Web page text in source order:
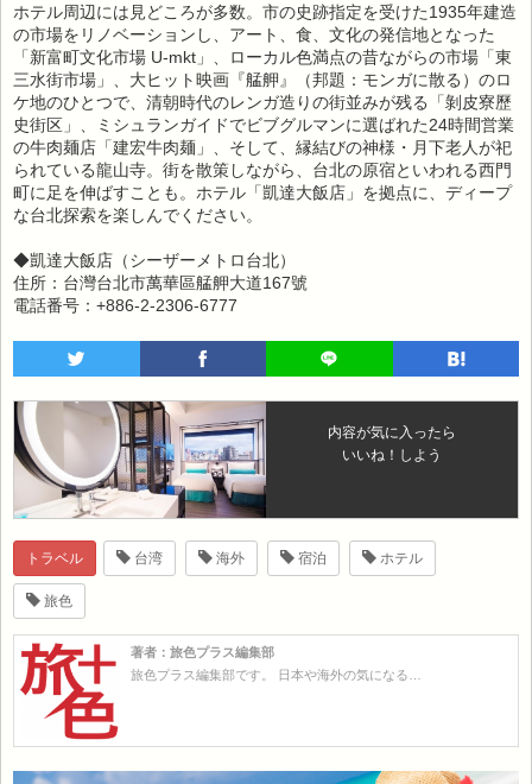
ホテル周辺には見どころが多数。市の史跡指定を受けた1935年建造
の市場をリノベーションし、アート、食、文化の発信地となった
「新富町文化市場 U-mkt」、ローカル色満点の昔ながらの市場「東
三水街市場」、大ヒット映画『艋舺』（邦題：モンガに散る）のロ
ケ地のひとつで、清朝時代のレンガ造りの街並みが残る「剝皮寮歷
史街区」、ミシュランガイドでビブグルマンに選ばれた24時間営業
の牛肉麺店「建宏牛肉麺」、そして、縁結びの神様・月下老人が祀
られている龍山寺。街を散策しながら、台北の原宿といわれる西門
町に足を伸ばすことも。ホテル「凱達大飯店」を拠点に、ディープ
な台北探索を楽しんでください。
◆凱達大飯店（シーザーメトロ台北）
住所：台灣台北市萬華區艋舺大道167號
電話番号：+886-2-2306-6777
内容が気に入ったら
いいね！しよう
トラベル 台湾 海外 宿泊 ホテル
旅色
著者：旅色プラス編集部
旅色プラス編集部です。 日本や海外の気になる…